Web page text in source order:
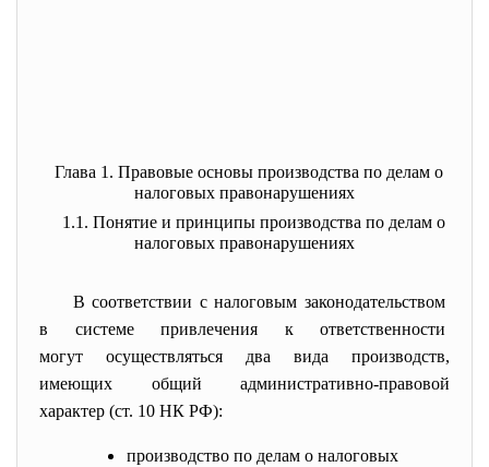
Глава 1. Правовые основы производства по делам о
налоговых правонарушениях
1.1. Понятие и принципы производства по делам о
налоговых правонарушениях
В соответствии с налоговым законодательством
в системе привлечения к ответственности
могут осуществляться два вида производств,
имеющих общий административно-правовой
характер (ст. 10 НК РФ):
производство по делам о налоговых